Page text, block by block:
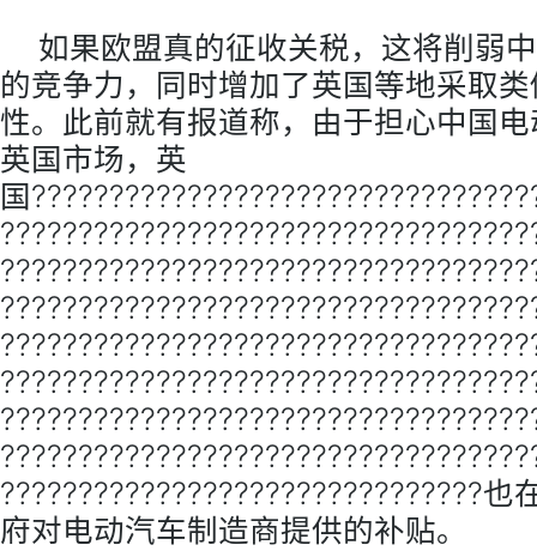
如果欧盟真的征收关税，这将削弱
的竞争力，同时增加了英国等地采取
性。此前就有报道称，由于担心中国
英国市场，英
国
???????????????????????????????
府对电动汽车制造商提供的补贴。